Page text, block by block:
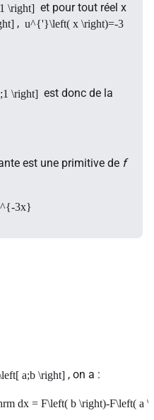
\right] et pour tout réel x
, u^{'}\left( x \right)=-3
\right] est donc de la
est une primitive de f
3x}
a;b \right] , on a :
dx = F\left( b \right)-F\left( a